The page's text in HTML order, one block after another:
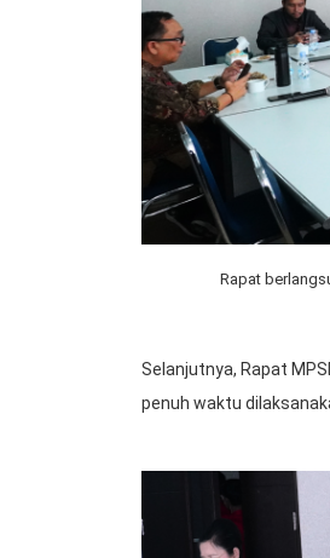
Rapat
Selanjutnya, Rapat
penuh waktu